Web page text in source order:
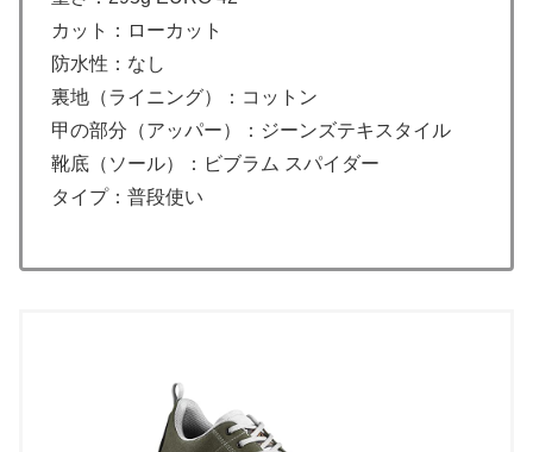
カット：ローカット
防水性：なし
裏地（ライニング）：コットン
甲の部分（アッパー）：ジーンズテキスタイル
靴底（ソール）：ビブラム スパイダー
タイプ：普段使い